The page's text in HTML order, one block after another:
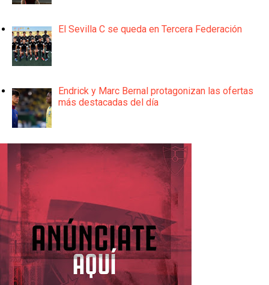
El Sevilla C se queda en Tercera Federación
Endrick y Marc Bernal protagonizan las ofertas
más destacadas del día